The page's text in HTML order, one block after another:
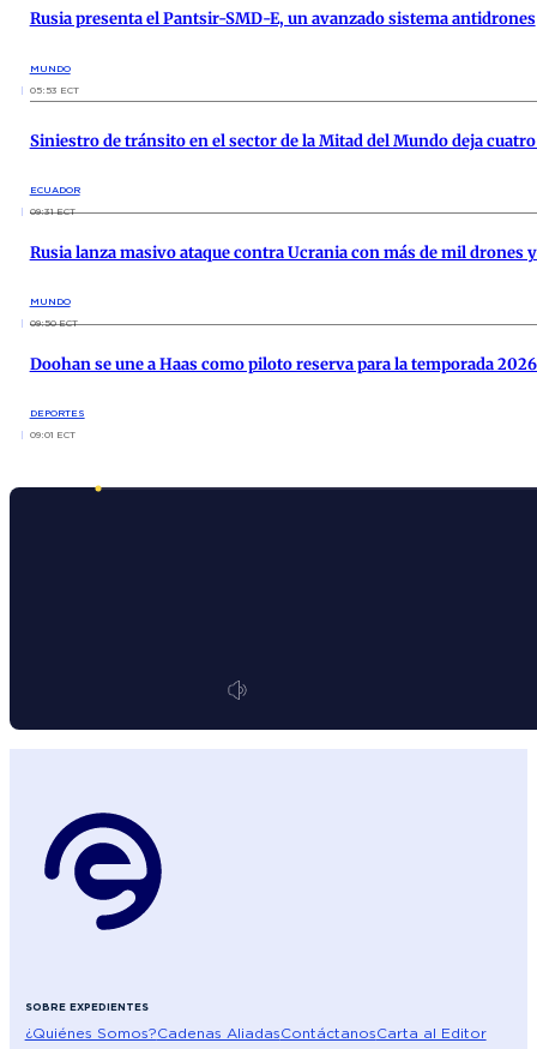
Rusia presenta el Pantsir-SMD-E, un avanzado sistema antidrones
MUNDO
05:53 ECT
Siniestro de tránsito en el sector de la Mitad del Mundo deja
ECUADOR
09:31 ECT
Rusia lanza masivo ataque contra Ucrania con más de mil drones
MUNDO
09:50 ECT
Doohan se une a Haas como piloto reserva para la temporada
DEPORTES
09:01 ECT
SOBRE EXPEDIENTES
¿Quiénes Somos?Cadenas AliadasContáctanosCarta al Editor